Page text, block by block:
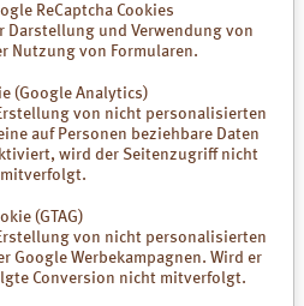
legt man etwa, je nach
und strafft sich, wird besser
Säuremantel stellt sich ein.
der Haut und hat eine
zeigte (1). Die natürliche
von Luvos: unabhängiges,
2024 – 01/2025.
ReCaptcha Cookies
Darstellung und Verwendung von
Nutzung von Formularen.
(Google Analytics)
von nicht personalisierten
auf Personen beziehbare Daten
wird der Seitenzugriff nicht
(GTAG)
von nicht personalisierten
Google Werbekampagnen. Wird er
Conversion nicht mitverfolgt.